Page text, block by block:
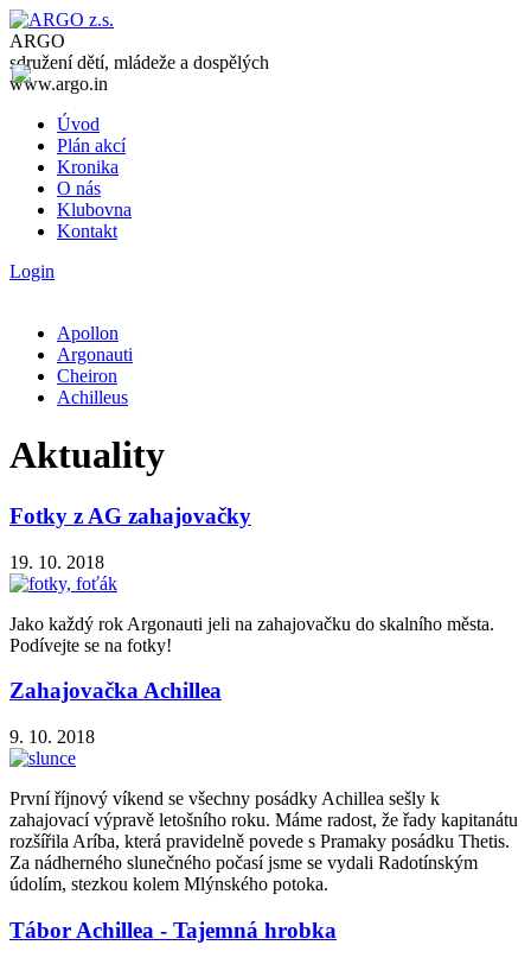
ARGO
sdružení dětí, mládeže a dospělých
www.argo.in
Úvod
Plán akcí
Kronika
O nás
Klubovna
Kontakt
Login
Apollon
Argonauti
Cheiron
Achilleus
Aktuality
Fotky z AG zahajovačky
19. 10. 2018
Jako každý rok Argonauti jeli na zahajovačku do skalního města.
Podívejte se na fotky!
Zahajovačka Achillea
9. 10. 2018
První říjnový víkend se všechny posádky Achillea sešly k
zahajovací výpravě letošního roku. Máme radost, že řady kapitanátu
rozšířila Aríba, která pravidelně povede s Pramaky posádku Thetis.
Za nádherného slunečného počasí jsme se vydali Radotínským
údolím, stezkou kolem Mlýnského potoka.
Tábor Achillea - Tajemná hrobka